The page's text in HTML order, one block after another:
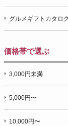
グルメギフトカタロ
価格帯で選ぶ
3,000円未満
5,000円〜
10,000円〜